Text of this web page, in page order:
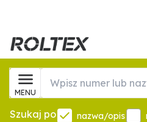
MENU
Szukaj po nazwa/opis